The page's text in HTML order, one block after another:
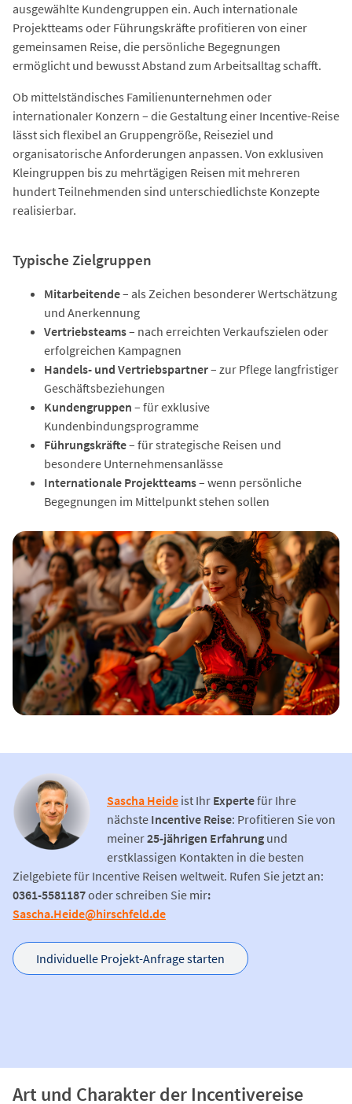
ausgewählte Kundengruppen ein. Auch internationale
Projektteams oder Führungskräfte profitieren von einer
gemeinsamen Reise, die persönliche Begegnungen
ermöglicht und bewusst Abstand zum Arbeitsalltag schafft.
Ob mittelständisches Familienunternehmen oder
internationaler Konzern – die Gestaltung einer Incentive-Reise
lässt sich flexibel an Gruppengröße, Reiseziel und
organisatorische Anforderungen anpassen. Von exklusiven
Kleingruppen bis zu mehrtägigen Reisen mit mehreren
hundert Teilnehmenden sind unterschiedlichste Konzepte
realisierbar.
Typische Zielgruppen
Mitarbeitende– als Zeichen besonderer Wertschätzung
und Anerkennung
Vertriebsteams– nach erreichten Verkaufszielen oder
erfolgreichen Kampagnen
Handels- und Vertriebspartner– zur Pflege langfristiger
Geschäftsbeziehungen
Kundengruppen – für exklusive
Kundenbindungsprogramme
Führungskräfte– für strategische Reisen und
besondere Unternehmensanlässe
Internationale Projektteams– wenn persönliche
Begegnungen im Mittelpunkt stehen sollen
Sascha Heide ist Ihr Expertefür Ihre
nächste Incentive Reise: Profitieren Sie von
meiner25-jährigen Erfahrung und
erstklassigen Kontakten in die besten
Zielgebiete für Incentive Reisen weltweit. Rufen Sie jetzt an:
0361-5581187oder schreiben Sie mir:
Sascha.Heide@hirschfeld.de
Individuelle Projekt-Anfrage starten
Art und Charakter der Incentivereise